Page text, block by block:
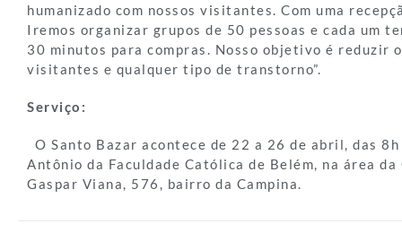
humanizado com nossos visitantes. Com uma
Iremos organizar grupos de 50 pessoas e cada um
30 minutos para compras. Nosso objetivo é reduzir
visitantes e qualquer tipo de transtorno”.
Serviço:
O Santo Bazar acontece de 22 a 26 de abril, das
Antônio da Faculdade Católica de Belém, na área
Gaspar Viana, 576, bairro da Campina.